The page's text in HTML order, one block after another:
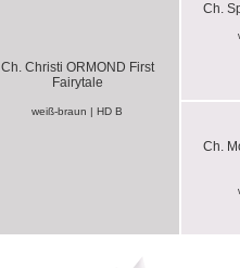
Ch. Christi ORMOND First
Fairytale
weiß-braun | HD B
Ch.
Ch.